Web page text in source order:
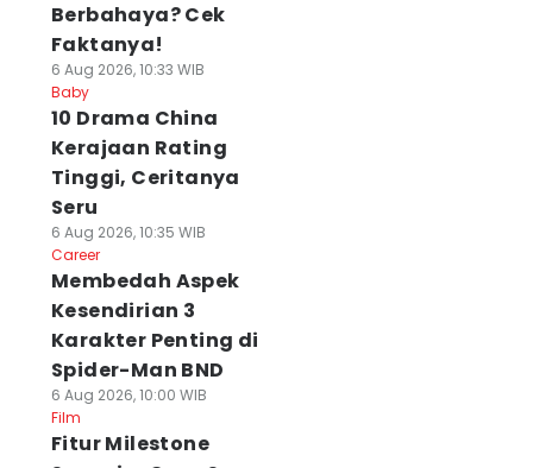
Berbahaya? Cek
Faktanya!
6 Aug 2026, 10:33 WIB
Baby
10 Drama China
Kerajaan Rating
Tinggi, Ceritanya
Seru
6 Aug 2026, 10:35 WIB
Career
Membedah Aspek
Kesendirian 3
Karakter Penting di
Spider-Man BND
6 Aug 2026, 10:00 WIB
Film
Fitur Milestone